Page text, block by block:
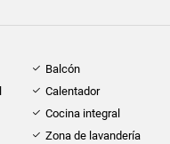
Balcón
Calentador
Cocina integral
Zona de lavandería